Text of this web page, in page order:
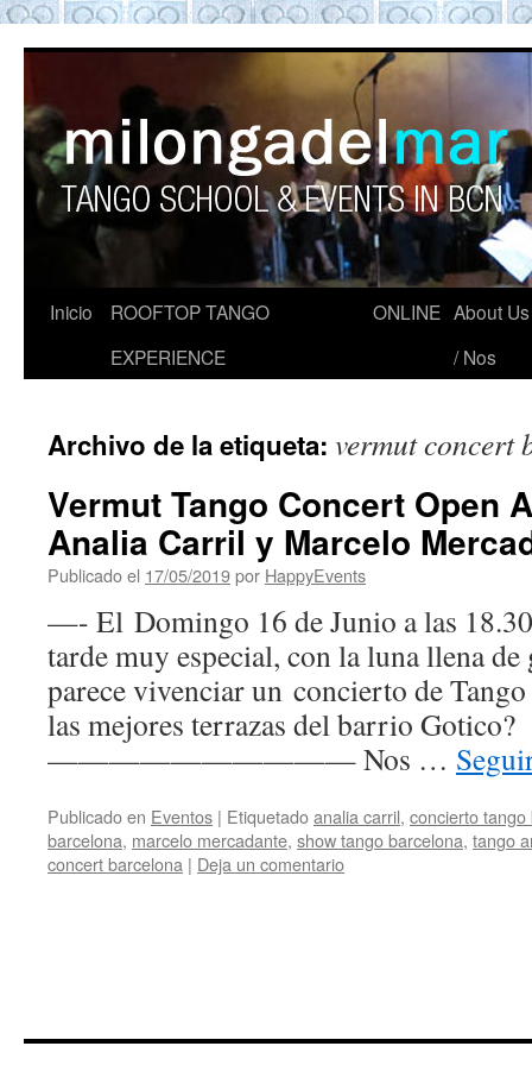
ROOFTOP TANGO
Barcelona. Show Tango. barcelona
experience. Private Tango Lesson. Rooftop
Tango experience Barcelona. Tango
Barcelona
Inicio
ROOFTOP TANGO
EXPERIENCE
ONLINE About Us
/ Nos
Archivo de la etiqueta: vermut concert
Vermut Tango Concert Open
Analia Carril y Marcelo
Publicado el 17/05/2019por HappyEvents
—- El Domingo 16 de Junio a las
tarde muy especial, con la luna llena de
parece vivenciar un concierto de
las mejores terrazas del barrio Gotico?
—————————— Nos …
Publicado en Eventos | Etiquetadoanalia carril, concierto tango
barcelona, marcelo mercadante, show tango barcelona, tango
concert barcelona | Deja un comentario